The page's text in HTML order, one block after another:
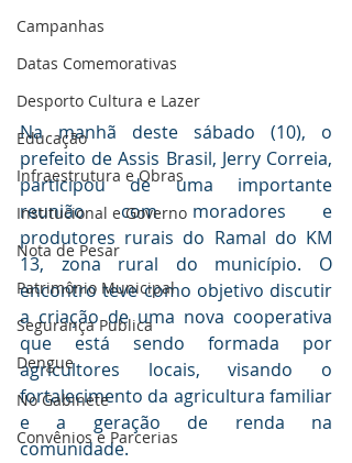
Campanhas
Datas Comemorativas
Desporto Cultura e Lazer
Educação
Infraestrutura e Obras
Institucional e Governo
Nota de Pesar
Patrimônio Municipal
Segurança Publica
Dengue
No Gabinete
Convênios e Parcerias
Na manhã deste sábado (10), o
prefeito de Assis Brasil, Jerry Correia,
participou de uma importante
reunião com moradores e
produtores rurais do Ramal do KM
13, zona rural do município. O
encontro teve como objetivo discutir
a criação de uma nova cooperativa
que está sendo formada por
agricultores locais, visando o
fortalecimento da agricultura familiar
e a geração de renda na
comunidade.